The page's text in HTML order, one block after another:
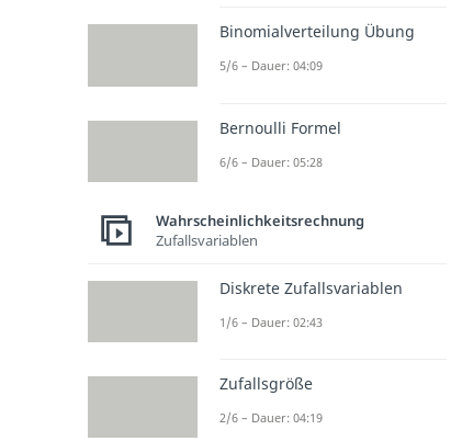
Binomialverteilung Übung
5/6 – Dauer: 04:09
Bernoulli Formel
6/6 – Dauer: 05:28
Wahrscheinlichkeitsrechnung
Zufallsvariablen
Diskrete Zufallsvariablen
1/6 – Dauer: 02:43
Zufallsgröße
2/6 – Dauer: 04:19